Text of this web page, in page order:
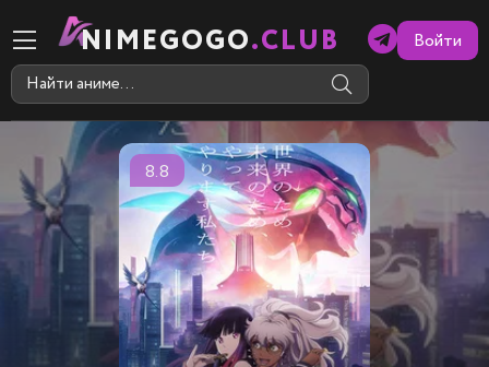
NIMEGOGO.CLUB Войти
8.8